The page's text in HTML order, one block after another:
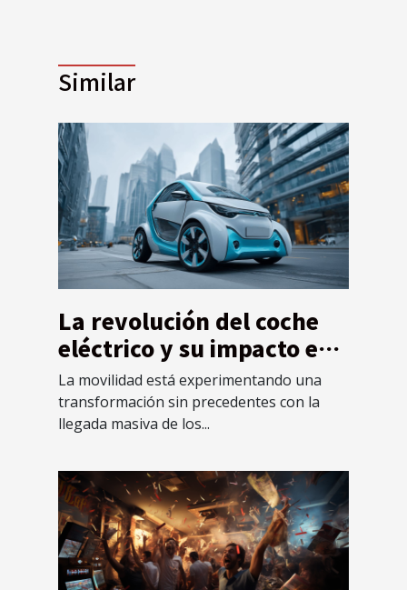
Similar
La revolución del coche
eléctrico y su impacto en
la industria del petróleo
La movilidad está experimentando una
transformación sin precedentes con la
llegada masiva de los...